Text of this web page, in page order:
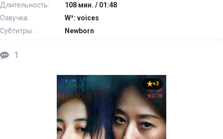
Длительность:
108 мин. / 01:48
Озвучка:
W³: voices
Субтитры:
Newborn
1
+3